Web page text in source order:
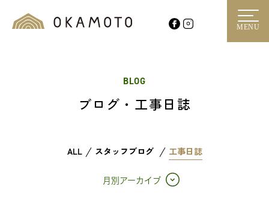
MENU
BLOG
ブログ・工事日誌
ALL スタッフブログ 工事日誌
月別アーカイブ